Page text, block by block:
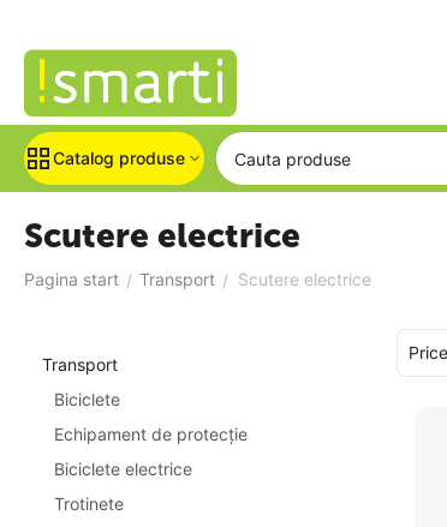
Catalog produse
Scutere electrice
Pagina start / Transport / Scutere electrice
Price
Transport
Biciclete
Echipament de protecție
Biciclete electrice
Trotinete